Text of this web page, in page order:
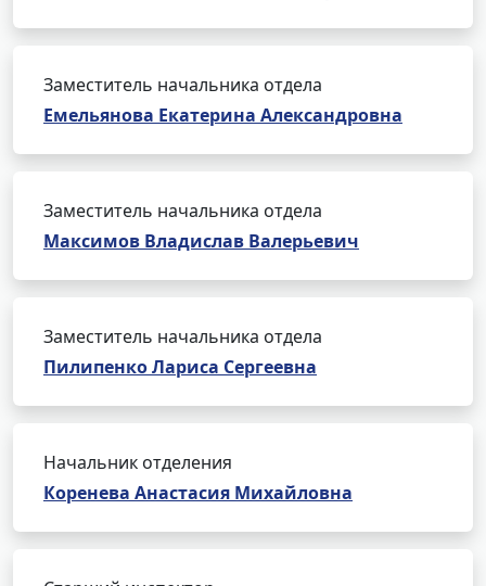
Заместитель начальника отдела
Емельянова Екатерина Александровна
Заместитель начальника отдела
Максимов Владислав Валерьевич
Заместитель начальника отдела
Пилипенко Лариса Сергеевна
Начальник отделения
Коренева Анастасия Михайловна